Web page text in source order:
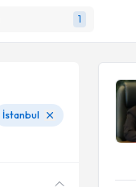
1
İstanbul